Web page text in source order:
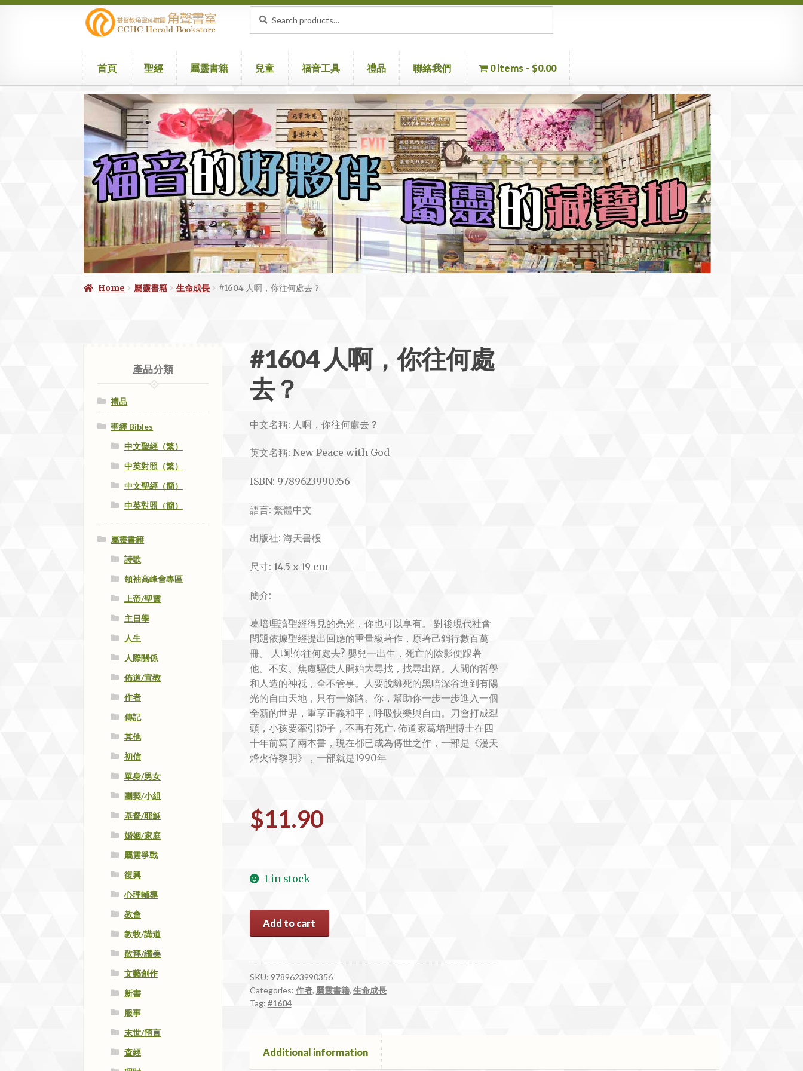
Skip
to
Skip
to
for:
首頁 聖經 屬靈書籍 兒童 福音工具 禮品 聯絡我們 0 items $0.00
HomeAttributionCartCheckout 聖經機 首頁 聖經 聯絡我們
Home 屬靈書籍 生命成長 #1604 人啊，你往何處去？
#1604 人啊，你往何處
去？
中文名稱: 人啊，你往何處去？
英文名稱: New Peace with God
ISBN: 9789623990356
語言: 繁體中文
出版社: 海天書樓
尺寸: 14.5 x 19 cm
簡介:
葛培理讀聖經得見的亮光，你也可以享有。 對後現代社會
問題依據聖經提出回應的重量級著作，原著己銷行數百萬
冊。 人啊!你往何處去? 嬰兒一出生，死亡的陰影便跟著
他。不安、焦慮驅使人開始大尋找，找尋出路。人間的哲學
和人造的神祗，全不管事。人要脫離死的黑暗深谷進到有陽
光的自由天地，只有一條路。你，幫助你一步一步進入一個
全新的世界，重享正義和平，呼吸快樂與自由。刀會打成犁
頭，小孩要牽引獅子，不再有死亡. 佈道家葛培理博士在四
十年前寫了兩本書，現在都已成為傳世之作，一部是《漫天
烽火侍黎明》，一部就是1990年
$11.90
1 in stock
#1604
你
往
何
處
Add to cart
SKU: 9789623990356
Categories: 作者, 屬靈書籍, 生命成長
Tag: #1604
Additional information
產品分類
禮品
聖經 Bibles
中文聖經（繁）
中英對照（繁）
中文聖經（簡）
中英對照（簡）
屬靈書籍
詩歌
領袖高峰會專區
上帝/聖靈
主日學
人生
人際關係
佈道/宣教
作者
傳記
其他
初信
單身/男女
團契/小組
基督/耶穌
婚姻/家庭
屬靈爭戰
復興
心理輔導
教會
教牧/講道
敬拜/讚美
文藝創作
新書
服事
末世/預言
查經